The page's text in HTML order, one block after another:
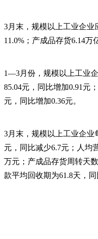
3月末，规模以上工业企业
11.0%；产成品存货6.14万
1—3月份，规模以上工业
85.04元，同比增加0.91元
元，同比增加0.36元。
3月末，规模以上工业企业
元，同比减少6.7元；人均
万元；产成品存货周转天
款平均回收期为61.8天，同